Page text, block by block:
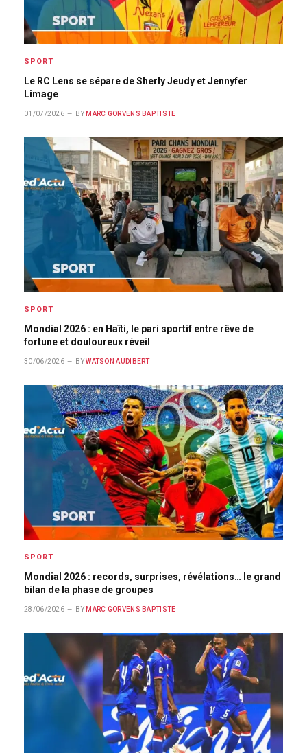
SPORT
Le RC Lens se sépare de Sherly Jeudy et Jennyfer
Limage
01/07/2026 BY MARC GORVENS BAPTISTE
SPORT
Mondial 2026 : en Haïti, le pari sportif entre rêve de
fortune et douloureux réveil
30/06/2026 BY WATSON AUDIBERT
SPORT
Mondial 2026 : records, surprises, révélations… le grand
bilan de la phase de groupes
28/06/2026 BY MARC GORVENS BAPTISTE